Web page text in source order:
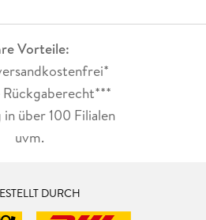
Vorteile:
Rückgaberecht***
über 100 Filialen
uvm.
DURCH